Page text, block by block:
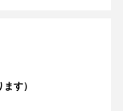
す）